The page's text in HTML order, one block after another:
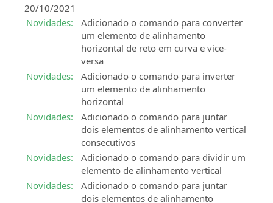
20/10/2021
Novidades:
Adicionado o comando para converter
um elemento de alinhamento
horizontal de reto em curva e vice-
versa
Novidades:
Adicionado o comando para inverter
um elemento de alinhamento
horizontal
Novidades:
Adicionado o comando para juntar
dois elementos de alinhamento vertical
consecutivos
Novidades:
Adicionado o comando para dividir um
elemento de alinhamento vertical
Novidades:
Adicionado o comando para juntar
dois elementos de alinhamento